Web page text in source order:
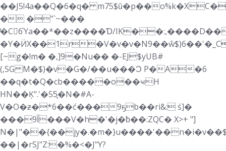
��J5!4a��Q�6�q�
� �"`~���
̸�C6Ύa��*��z����Ɗ/
�Y�ӤX��1r
[~g�!m� �,]9�Nu�� �-EJ$yUB#
(,SG M�$)�v�G�/��u���Ɔ P�A�6
��q�t�Q�cb�����o��ҹH
HN��Ķ".'�55̥�N�#A-
V�O�ƶ�*6��ć���9ҕb��ri&: ś]�
���آ9���V�h�'�j�ƀ��:ZQC� X>+ "]
��|�rSJ"Z:�%�<�J"Y?